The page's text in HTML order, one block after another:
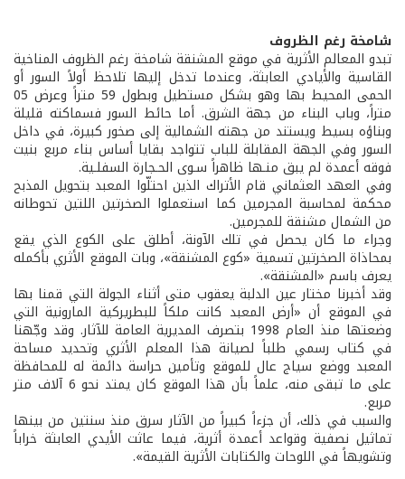
شامخة رغم الظروف
تبدو المعالم الأثرية في موقع المشنقة شامخة رغم الظروف المناخية
القاسية والأيادي العابثة، وعندما تدخل إليها تلاحظ أولاً السور أو
الحمى المحيط بها وهو بشكل مستطيل وبطول 59 متراً وعرض 05
متراً، وباب البناء من جهة الشرق. أما حائط السور فسماكته قليلة
وبناؤه بسيط ويستند من جهته الشمالية إلى صخور كبيرة، في داخل
السور وفي الجهة المقابلة للباب تتواجد بقايا أساس بناء مربع بنيت
فوقه أعمدة لم يبق منـها ظاهراً سـوى الحـجارة السفلـية.
وفي العهد العثماني قام الأتراك الذين احتلّوا المعبد بتحويل المذبح
محكمة لمحاسبة المجرمين كما استعملوا الصخرتين اللتين تحوطانه
من الشمال مشنقة للمجرمين.
وجراء ما كان يحصل في تلك الآونة، أطلق على الكوع الذي يقع
بمحاذاة الصخرتين تسمية «كوع المشنقة»، وبات الموقع الأثري بأكمله
يعرف باسم «المشنقة».
وقد أخبرنا مختار عين الدلبة يعقوب متى أثناء الجولة التي قمنا بها
في الموقع أن «أرض المعبد كانت ملكاً للبطريركية المارونية التي
وضعتها منذ العام 1998 بتصرف المديرية العامة للآثار. وقد وجّهنا
في كتاب رسمي طلباً لصيانة هذا المعلم الأثري وتحديد مساحة
المعبد ووضع سياج عال للموقع وتأمين حراسة دائمة له للمحافظة
على ما تبقى منه، علماً بأن هذا الموقع كان يمتد نحو 6 آلاف متر
مربع.
والسبب في ذلك، أن جزءاً كبيراً من الآثار سرق منذ سنتين من بينها
تماثيل نصفية وقواعد أعمدة أثرية، فيما عاثت الأيدي العابثة خراباً
وتشويهاً في اللوحات والكتابات الأثرية القيمة».